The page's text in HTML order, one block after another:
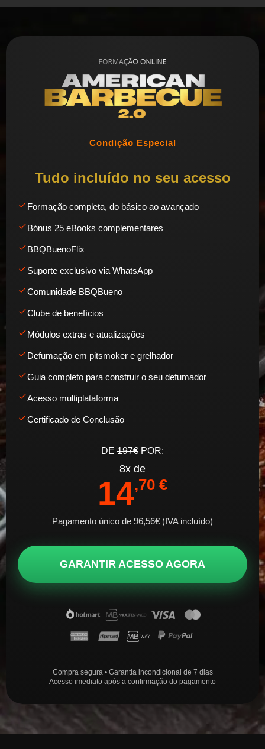
Condição Especial
Tudo incluído no seu acesso
Formação completa, do básico ao avançado
Bónus 25 eBooks complementares
BBQBuenoFlix
Suporte exclusivo via WhatsApp
Comunidade BBQBueno
Clube de benefícios
Módulos extras e atualizações
Defumação em pitsmoker e grelhador
Guia completo para construir o seu defumador
Acesso multiplataforma
Certificado de Conclusão
DE 197€ POR:
8x de
14,70 €
Pagamento único de 96,56€ (IVA incluído)
GARANTIR ACESSO AGORA
Compra segura • Garantia incondicional de 7 dias
Acesso imediato após a confirmação do pagamento